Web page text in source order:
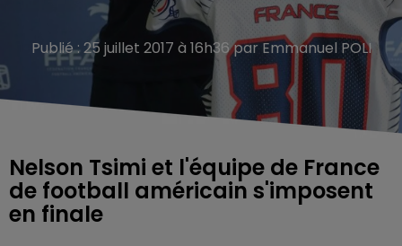
Publié : 25 juillet 2017 à 16h36 par Emmanuel POLI
Nelson Tsimi et l'équipe de France
de football américain s'imposent
en finale